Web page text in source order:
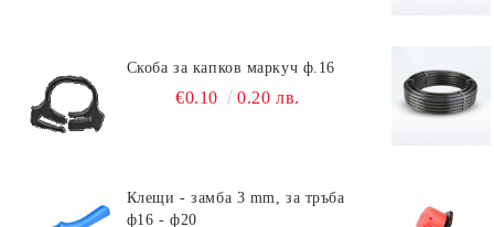
Скоба за капков маркуч ф.16
€0.10 0.20 лв.
Клещи - замба 3 mm, за тръба
ф16 - ф20